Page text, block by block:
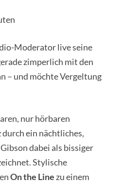
Moderator live seine
zimperlich mit den
– und möchte Vergeltung
nur hörbaren
ein nächtliches,
dabei als bissiger
Stylische
On the Line zu einem